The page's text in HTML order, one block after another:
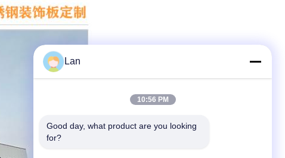
Lan
10:56 PM
Good day, what product are you looking
for?